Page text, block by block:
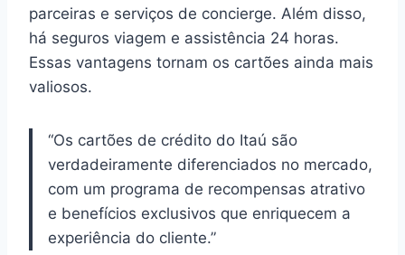
parceiras e serviços de concierge. Além disso,
há seguros viagem e assistência 24 horas.
Essas vantagens tornam os cartões ainda mais
valiosos.
“Os cartões de crédito do Itaú são
verdadeiramente diferenciados no mercado,
com um programa de recompensas atrativo
e benefícios exclusivos que enriquecem a
experiência do cliente.”